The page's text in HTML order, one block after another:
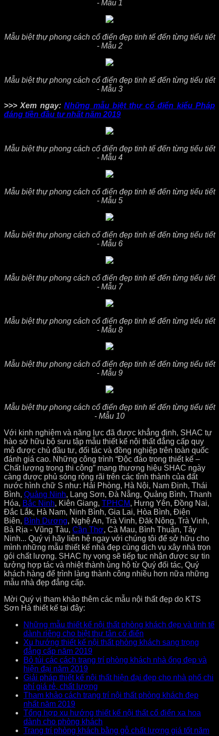
- Mẫu 1
Mẫu biệt thự phong cách cổ điển đẹp tinh tế đến từng tiểu tiết
- Mẫu 2
Mẫu biệt thự phong cách cổ điển đẹp tinh tế đến từng tiểu tiết
- Mẫu 3
>>> Xem ngay:Những mẫu biệt thự cổ điển kiểu Pháp
đáng tiền đầu tư nhất năm 2019
Mẫu biệt thự phong cách cổ điển đẹp tinh tế đến từng tiểu tiết
- Mẫu 4
Mẫu biệt thự phong cách cổ điển đẹp tinh tế đến từng tiểu tiết
- Mẫu 5
Mẫu biệt thự phong cách cổ điển đẹp tinh tế đến từng tiểu tiết
- Mẫu 6
Mẫu biệt thự phong cách cổ điển đẹp tinh tế đến từng tiểu tiết
- Mẫu 7
Mẫu biệt thự phong cách cổ điển đẹp tinh tế đến từng tiểu tiết
- Mẫu 8
Mẫu biệt thự phong cách cổ điển đẹp tinh tế đến từng tiểu tiết
- Mẫu 9
Mẫu biệt thự phong cách cổ điển đẹp tinh tế đến từng tiểu tiết
- Mẫu 10
Với kinh nghiệm và năng lực đã được khẳng định, SHAC tự
hào sở hữu bộ sưu tập mẫu thiết kế nội thất đẳng cấp quy
mô được chủ đầu tư, đối tác và đồng nghiệp trên toàn quốc
đánh giá cao. Những công trình “Độc đáo trong thiết kế –
Chất lượng trong thi công” mang thương hiệu SHAC ngày
càng được phủ sóng rộng rãi trên các tỉnh thành của đất
nước hình chữ S như: Hải Phòng, Hà Nội, Nam Định, Thái
Bình, Quảng Ninh, Lạng Sơn, Đà Nẵng, Quảng Bình, Thanh
Hóa, Bắc Ninh, Kiên Giang, TPHCM, Hưng Yên, Đồng Nai,
Đắc Lắk, Hà Nam, Ninh Bình, Gia Lai, Hòa Bình, Điện
Biên, Bình Dương, Nghệ An, Trà Vinh, Đăk Nông, Trà Vinh,
Bà Rịa - Vũng Tàu, Cần Thơ, Cà Mau, Bình Thuận, Tây
Ninh... Quý vị hãy liên hệ ngay với chúng tôi để sở hữu cho
mình những mẫu thiết kế nhà đẹp cùng dịch vụ xây nhà trọn
gói chất lượng. SHAC hy vọng sẽ tiếp tục nhận được sự tin
tưởng hợp tác và nhiệt thành ủng hộ từ Quý đối tác, Quý
khách hàng để trình làng thành công nhiều hơn nữa những
mẫu nhà đẹp đẳng cấp.
Mời Quý vị tham khảo thêm các mẫu nội thất đẹp do KTS
Sơn Hà thiết kế tại đây:
Những mẫu thiết kế nội thất phòng khách đẹp và tinh tế
dành riêng cho biệt thự tân cổ điển
Xu hướng thiết kế nội thất phòng khách sang trọng
đẳng cấp năm 2019
Bỏ túi các cách trang trí phòng khách nhà ống đẹp và
hiện đại năm 2019
Giải pháp thiết kế nội thất hiện đại đẹp cho nhà phố chi
phí giá rẻ, chất lượng
Tham khảo cách trang trí nội thất phòng khách đẹp
nhất năm 2019
Tổng hợp xu hướng thiết kế nội thất cổ điển xa hoa
dành cho phòng khách
Trang trí phòng khách bằng gỗ chất lượng giá tốt năm